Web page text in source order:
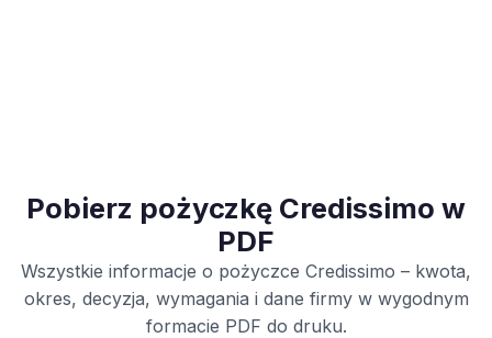
Pobierz pożyczkę Credissimo w
PDF
Wszystkie informacje o pożyczce Credissimo – kwota,
okres, decyzja, wymagania i dane firmy w wygodnym
formacie PDF do druku.